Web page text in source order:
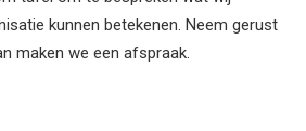
kunnen betekenen. Neem gerust
maken we een afspraak.